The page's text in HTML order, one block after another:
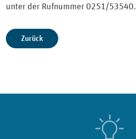
unter der Rufnummer 0251/53540.
Zurück